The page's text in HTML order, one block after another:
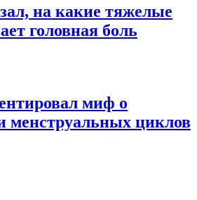
на какие тяжелые
головная боль
миф о
менструальных циклов